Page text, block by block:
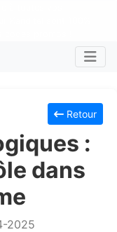
Retour
:
dans
2025